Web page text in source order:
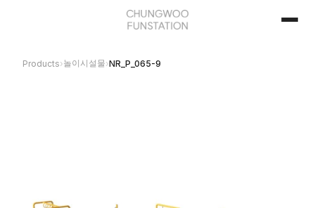
Products›놀이시설물›NR_P_065-9